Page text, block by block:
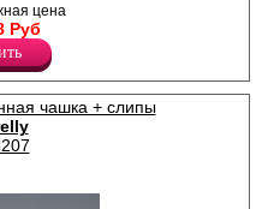
с
Трусы
посадкой, с
Размеры:
52, 4XL-
цена
Руб
чашка + слипы